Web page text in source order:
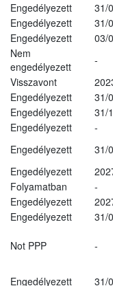
Engedélyezett
31/
Engedélyezett
31/
Engedélyezett
03/
Nem
engedélyezett
-
Visszavont
Engedélyezett
31/
Engedélyezett
31/
Engedélyezett
-
Engedélyezett
31/
Engedélyezett
Folyamatban
-
Engedélyezett
Engedélyezett
31/
Not PPP -
Engedélyezett
31/